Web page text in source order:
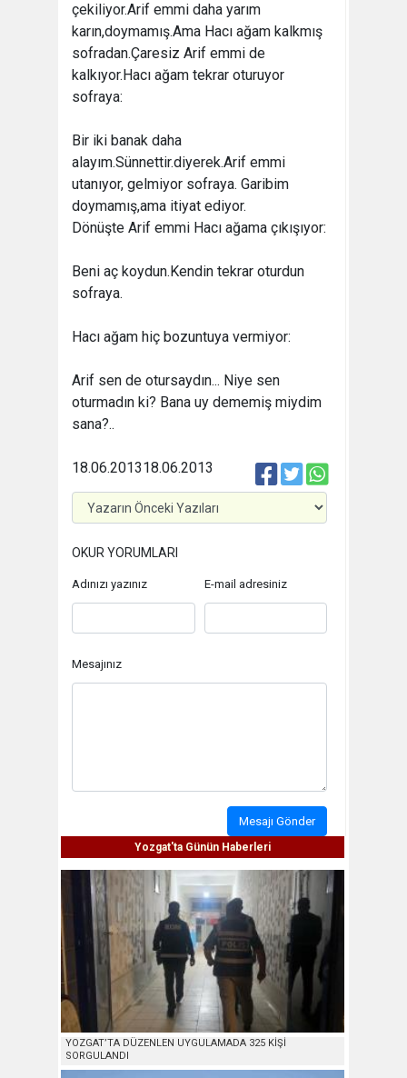
çekiliyor.Arif emmi daha yarım
karın,doymamış.Ama Hacı ağam kalkmış
sofradan.Çaresiz Arif emmi de
kalkıyor.Hacı ağam tekrar oturuyor
sofraya:
Bir iki banak daha
alayım.Sünnettir.diyerek.Arif emmi
utanıyor, gelmiyor sofraya. Garibim
doymamış,ama itiyat ediyor.
Dönüşte Arif emmi Hacı ağama çıkışıyor:
Beni aç koydun.Kendin tekrar oturdun
sofraya.
Hacı ağam hiç bozuntuya vermiyor:
Arif sen de otursaydın... Niye sen
oturmadın ki? Bana uy dememiş miydim
sana?..
18.06.2013
18.06.2013
OKUR YORUMLARI
Adınızı yazınız E-mail adresiniz
Mesajınız
Mesajı Gönder
Yozgat'ta Günün Haberleri
YOZGAT’TA DÜZENLEN UYGULAMADA 325 KİŞİ
SORGULANDI